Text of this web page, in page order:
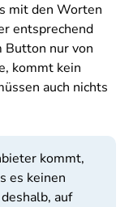
mit den Worten
entsprechend
Button nur von
kommt kein
auch nichts
kommt,
es keinen
auf